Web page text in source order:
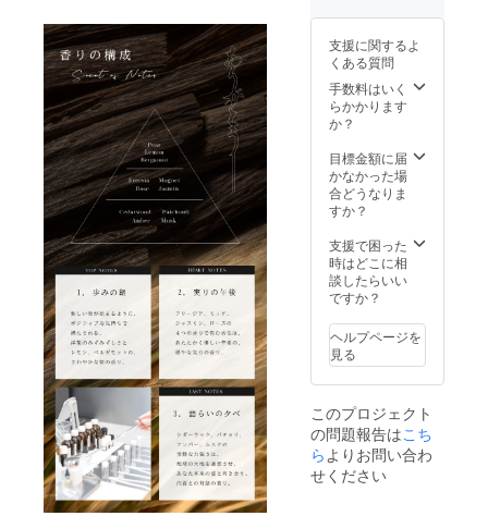
対応を
させて
いただ
きま
す。 ※
送料・
す。
うご支
援の
キャン
セルは
できま
せん
配送予
定月か
ら4か月
には、
ご希望
者に限
りキャ
対応を
いただ
きま
す。 ※
送料・
税込の
金額で
す。
の数が
想定を
上回っ
た場
合、製
造工程
送作業
等にに
より出
る場合
ござい
ます。
※原則と
配送遅
延に伴
うご支
援の
セルは
できま
せん
が、リ
＝＝＝
＝＝＝
※製品改
良のた
め、お
香本体
属品な
どのデ
ザイ
部変更
になる
可能性
がござ
す。 ※
ご支援
の数が
想定を
た場
合、製
造工程
上の都
合や配
ただけ
化粧箱
にもこ
だわり
まし
た。 お
も付属
してお
りすぐ
にご利
だけま
す。 ※
直径
15cm以
け皿を
ご用意
くださ
い。 ＝
＝＝＝
＝＝＝
※製品改
良のた
め、お
支援に関するよ
くある質問
手数料はいく
らかかります
か？
目標金額に届
かなかった場
合どうなりま
すか？
支援で困った
時はどこに相
談したらいい
ですか？
ヘルプページを
見る
このプロジェクト
の問題報告はこち
らよりお問い合わ
せください